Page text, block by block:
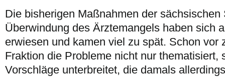
Die bisherigen Maßnahmen der sächsischen
Überwindung des Ärztemangels haben sich
erwiesen und kamen viel zu spät. Schon vor
Fraktion die Probleme nicht nur thematisiert,
Vorschläge unterbreitet, die damals